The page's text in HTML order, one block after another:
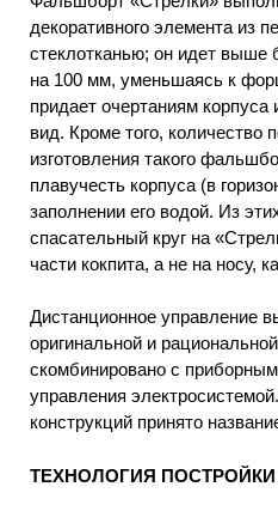
декоративного элемента из
стеклотканью; он идет выше
на 100 мм, уменьшаясь к
придает очертаниям
вид. Кроме того, количество
изготовления такого
плавучесть корпуса (в
заполнении его водой. Из
спасательный круг на
части кокпита, а не на носу,
Дистанционное управление
оригинальной и
скомбинировано с
управления
конструкций принято
ТЕХНОЛОГИЯ